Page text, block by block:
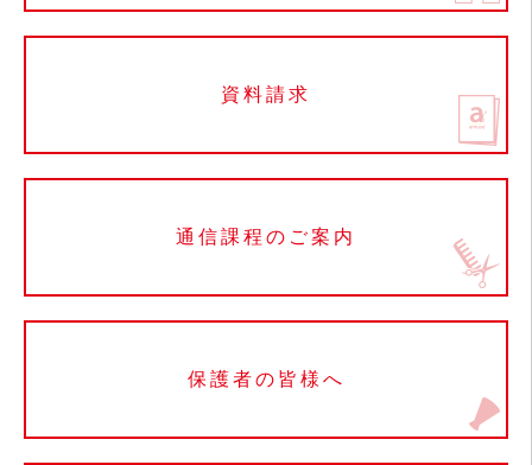
資料請求
通信課程のご案内
保護者の皆様へ